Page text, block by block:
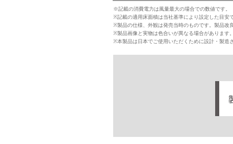
※記載の消費電力は風量最大の場合での数値です。
※記載の適用床面積は当社基準により設定した目安
※製品の仕様、外観は発売当時のものです。製品改
※製品画像と実物は色合いが異なる場合があります。
※本製品は日本でご使用いただくために設計・製造